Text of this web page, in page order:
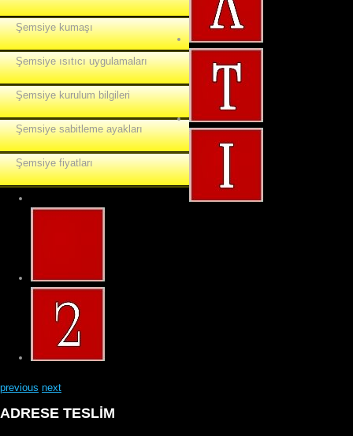
Şemsiye kumaşı
Şemsiye ısıtıcı uygulamaları
Şemsiye kurulum bilgileri
Şemsiye sabitleme ayakları
Şemsiye fiyatları
previous next
ADRESE TESLIM